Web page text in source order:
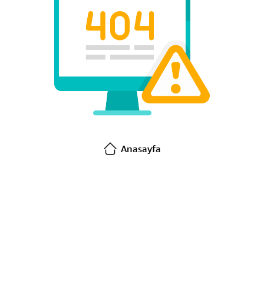
Anasayfa